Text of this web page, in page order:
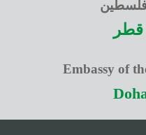
فلسطين
قطر
Embassy of